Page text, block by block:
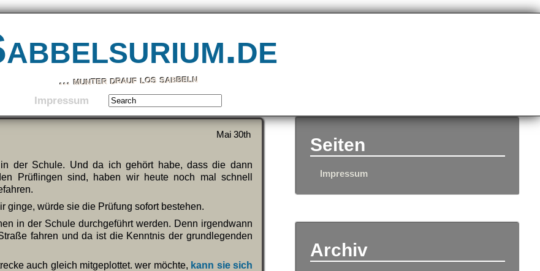
… munter drauf los sabbeln
Impressum
Mai 30th
der Schule. Und da ich gehört habe, dass die dann
Prüflingen sind, haben wir heute noch mal schnell
ginge, würde sie die Prüfung sofort bestehen.
in der Schule durchgeführt werden. Denn irgendwann
fahren und da ist die Kenntnis der grundlegenden
auch gleich mitgeplottet. wer möchte, kann sie sich
Seiten
Impressum
Archiv